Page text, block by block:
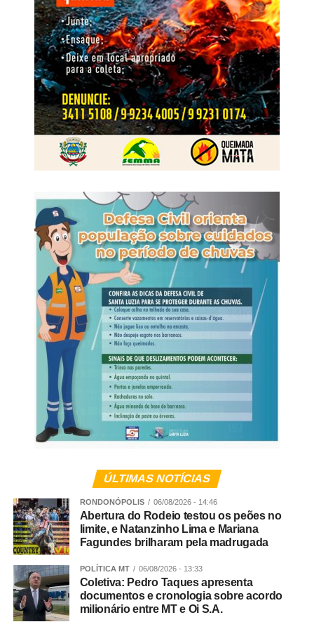
O crime foi praticado por dois homens armados, que
anunciaram o roubo e, em seguida, incendiaram as
dependências da padaria. No decorrer das investigações,
os dois suspeitos foram identificados e tiveram as
respectivas prisões preventivas decretadas pela Justiça.
Em maio de 2025, os dois foragidos foram abordados
pela Polícia Rodoviária Federal portando documentos de
identificação falsos. Ambos viajavam como passageiros
de um ônibus interestadual que fazia o trajeto de Cuiabá
Na ocasião, a equipe da Polícia Rodoviária Federal
apreendeu os aparelhos celulares que estavam com os
suspeitos, e o material foi encaminhado à Derf de
Rondonópolis para as providências cabíveis.
A partir da análise do conteúdo extraído dos celulares, os
policiais identificaram a existência de uma célula de
facção com atuação em diversos municípios de Mato
Grosso.
Veja Mais:
Foragidos da Justiça por corrupção
ativa, roubo e tráfico de drogas são presos pela
Polícia Civil na região metropolitana
Conforme apurado, trata-se de um grupo criminoso que
atuava nos crimes de tráfico de drogas, extorsão,
exploração de jogos de azar, fraude processual e
falsidade ideológica.
Continuidade
ÚLTIMAS NOTÍCIAS
RONDONÓPOLIS 06/08/2026 - 14:46
Abertura do Rodeio testou os peões no
limite, e Natanzinho Lima e Mariana
Fagundes brilharam pela madrugada
POLÍTICA MT 06/08/2026 - 13:33
Coletiva: Pedro Taques apresenta
documentos e cronologia sobre acordo
milionário entre MT e Oi S.A.